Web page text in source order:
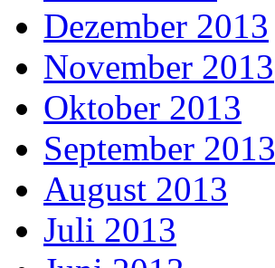
Dezember 2013
November 2013
Oktober 2013
September 2013
August 2013
Juli 2013